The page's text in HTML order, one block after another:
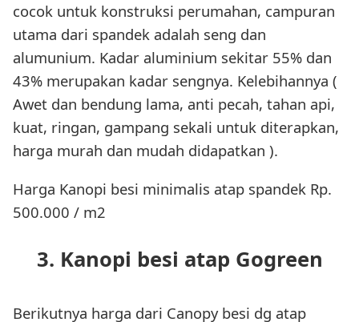
cocok untuk konstruksi perumahan, campuran
utama dari spandek adalah seng dan
alumunium. Kadar aluminium sekitar 55% dan
43% merupakan kadar sengnya. Kelebihannya (
Awet dan bendung lama, anti pecah, tahan api,
kuat, ringan, gampang sekali untuk diterapkan,
harga murah dan mudah didapatkan ).
Harga Kanopi besi minimalis atap spandek Rp.
500.000 / m2
3. Kanopi besi atap Gogreen
Berikutnya harga dari Canopy besi dg atap